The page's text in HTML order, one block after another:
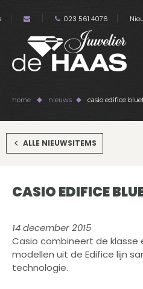
023 561 4076
home nieuws casio edifice
ALLE NIEUWSITEMS
CASIO EDIFICE
14 december 2015
Casio combineert de klasse
modellen uit de Edifice lijn
technologie.